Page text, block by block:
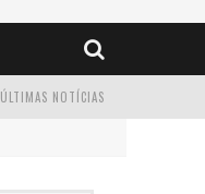
ÚLTIMAS NOTÍCIAS